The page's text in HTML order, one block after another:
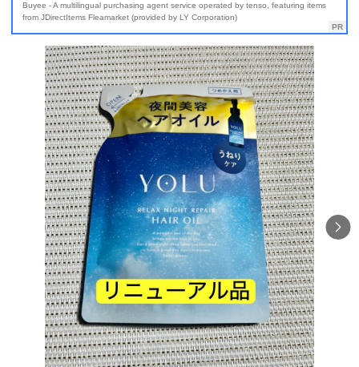
Buyee - A multilingual purchasing agent service operated by tenso, featuring items
from JDirectItems Fleamarket (provided by LY Corporation)